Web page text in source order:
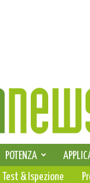
SELEZIONE DI ELETTRONICA
POTENZA
PCBTest & Ispezione